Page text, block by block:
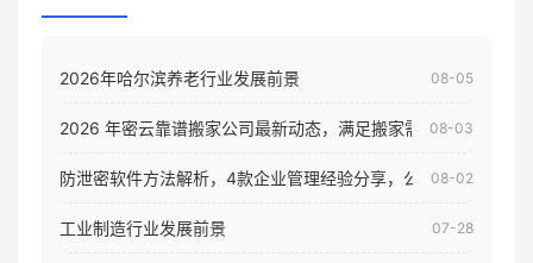
2026年哈尔滨养老行业发展前景 08-05
2026 年密云靠谱搬家公司最新动态，满足搬家需求！08-03
防泄密软件方法解析，4款企业管理经验分享，公司员工电脑核
08-02
工业制造行业发展前景 07-28